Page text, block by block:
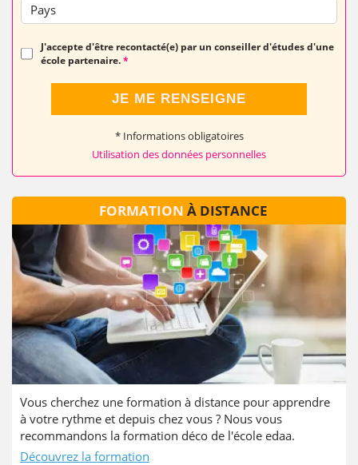
Pays
J'accepte d'être recontacté(e) par un conseiller d'études d'une
école partenaire.*
JE ME RENSEIGNE
* Informations obligatoires
Utilisation des données personnelles
FORMATION À DISTANCE
Vous cherchez une formation à distance pour apprendre
à votre rythme et depuis chez vous ? Nous vous
recommandons la formation déco de l'école edaa.
Découvrez la formation